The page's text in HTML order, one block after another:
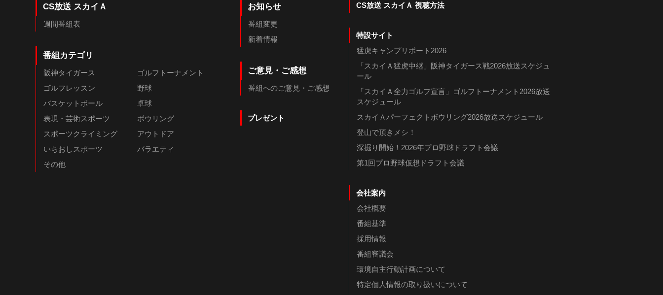
CS放送 スカイＡ
週間番組表
番組カテゴリ
阪神タイガース
ゴルフトーナメント
ゴルフレッスン
野球
バスケットボール
卓球
表現・芸術スポーツ
ボウリング
スポーツクライミング
アウトドア
いちおしスポーツ
バラエティ
その他
お知らせ
番組変更
新着情報
ご意見・ご感想
番組へのご意見・ご感想
プレゼント
CS放送 スカイＡ 視聴方法
特設サイト
猛虎キャンプリポート2026
「スカイＡ猛虎中継」阪神タイガース戦2026放送スケジュ
ール
「スカイＡ全力ゴルフ宣言」ゴルフトーナメント2026放送
スケジュール
スカイＡパーフェクトボウリング2026放送スケジュール
登山で頂きメシ！
深掘り開始！2026年プロ野球ドラフト会議
第1回プロ野球仮想ドラフト会議
会社案内
会社概要
番組基準
採用情報
番組審議会
環境自主行動計画について
特定個人情報の取り扱いについて